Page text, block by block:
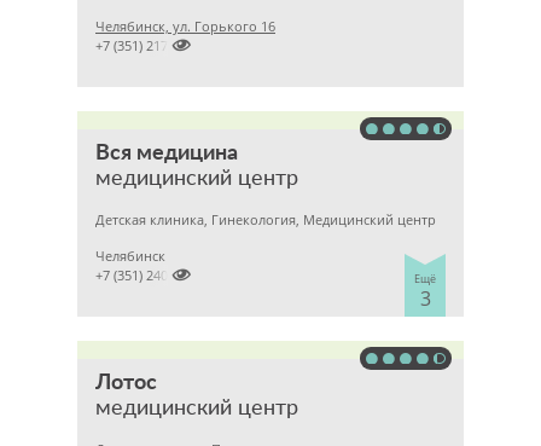
Челябинск, ул. Горького 16

+7 (351) 2172376
Вся медицина
медицинский центр
Детская клиника, Гинекология, Медицинский центр
Ещё
3
Челябинск

+7 (351) 2400303
Лотос
медицинский центр